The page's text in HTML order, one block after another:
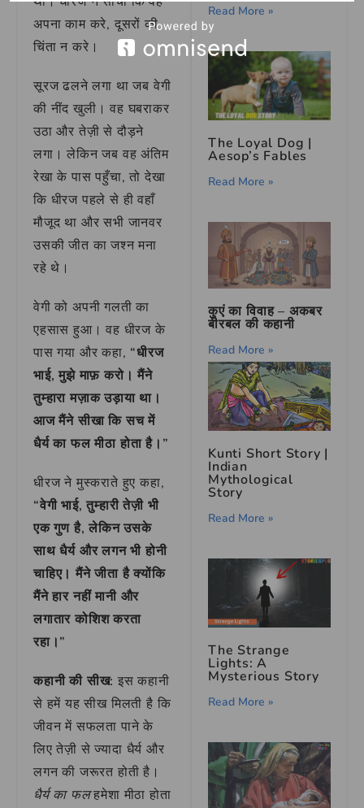
अपना काम करे, दूसरों की
चिंता न करे।
सूरज ढलने लगा था जब वेगी
की नींद खुली। वह घबराकर
उठा और तेज़ी से दौड़ने
लगा। लेकिन जब वह अंतिम
रेखा के पास पहुँचा, तो देखा
कि धीरज पहले से ही वहाँ
मौजूद था और सभी जानवर
उसकी जीत का जश्न मना
रहे थे।
वेगी को अपनी गलती का
एहसास हुआ। वह धीरज के
पास गया और कहा, “धीरज
भाई, मुझे माफ़ करो। मैंने
तुम्हारा मज़ाक उड़ाया था।
आज मैंने सीखा कि सच में
धैर्य का फल मीठा होता है।”
धीरज ने मुस्कराते हुए कहा,
“वेगी भाई, तुम्हारी तेज़ी भी
एक गुण है, लेकिन उसके
साथ धैर्य और लगन भी होनी
चाहिए। मैंने जीता है क्योंकि
मैंने हार नहीं मानी और
लगातार कोशिश करता
रहा।”
कहानी की सीख: इस कहानी
से हमें यह सीख मिलती है कि
जीवन में सफलता पाने के
लिए तेज़ी से ज्यादा धैर्य और
लगन की जरूरत होती है।
धैर्य का फलहमेशा मीठा होता
Read More »
The Loyal Dog |
Aesop’s Fables
Read More »
कुएं का विवाह – अकबर
बीरबल की कहानी
Read More »
Kunti Short Story |
Indian
Mythological
Story
Read More »
The Strange
Lights: A
Mysterious Story
Read More »